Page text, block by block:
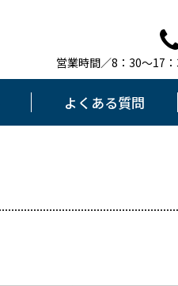
営業時間／8：30～17
よくある質問